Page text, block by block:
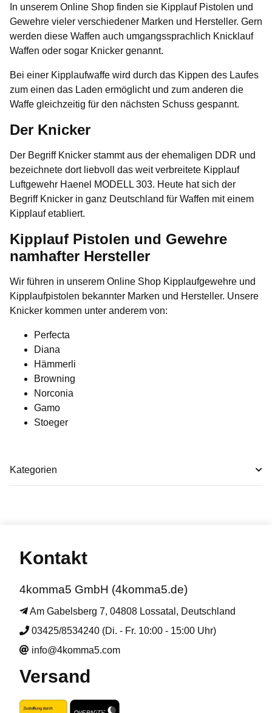
In unserem Online Shop finden sie Kipplauf Pistolen und
Gewehre vieler verschiedener Marken und Hersteller. Gern
werden diese Waffen auch umgangssprachlich Knicklauf
Waffen oder sogar Knicker genannt.
Bei einer Kipplaufwaffe wird durch das Kippen des Laufes
zum einen das Laden ermöglicht und zum anderen die
Waffe gleichzeitig für den nächsten Schuss gespannt.
Der Knicker
Der Begriff Knicker stammt aus der ehemaligen DDR und
bezeichnete dort liebvoll das weit verbreitete Kipplauf
Luftgewehr Haenel MODELL 303. Heute hat sich der
Begriff Knicker in ganz Deutschland für Waffen mit einem
Kipplauf etabliert.
Kipplauf Pistolen und Gewehre
namhafter Hersteller
Wir führen in unserem Online Shop Kipplaufgewehre und
Kipplaufpistolen bekannter Marken und Hersteller. Unsere
Knicker kommen unter anderem von:
Perfecta
Diana
Hämmerli
Browning
Norconia
Gamo
Stoeger
Kategorien
Kontakt
4komma5 GmbH (4komma5.de)
Am Gabelsberg 7, 04808 Lossatal, Deutschland
03425/8534240 (Di. - Fr. 10:00 - 15:00 Uhr)
info@4komma5.com
Versand